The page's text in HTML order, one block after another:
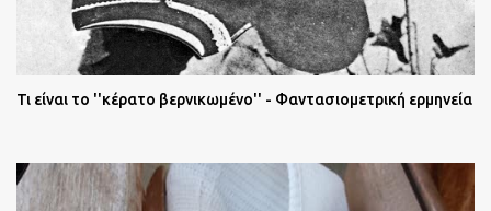
Τι είναι το ''κέρατο βερνικωμένο'' - Φαντασιομετρική ερμηνεία